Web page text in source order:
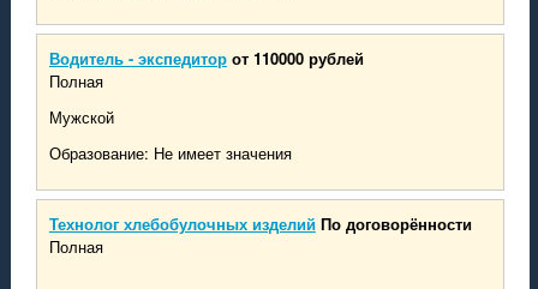
Водитель - экспедитор от 110000 рублей
Полная
Мужской
Образование: Не имеет значения
Технолог хлебобулочных изделий По договорённости
Полная